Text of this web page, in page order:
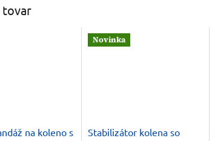
tovar
na koleno s
Novinka
Stabilizátor kolena so